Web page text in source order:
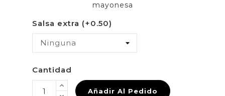
mayonesa
Salsa extra (+0.50)
Cantidad
Añadir Al Pedido